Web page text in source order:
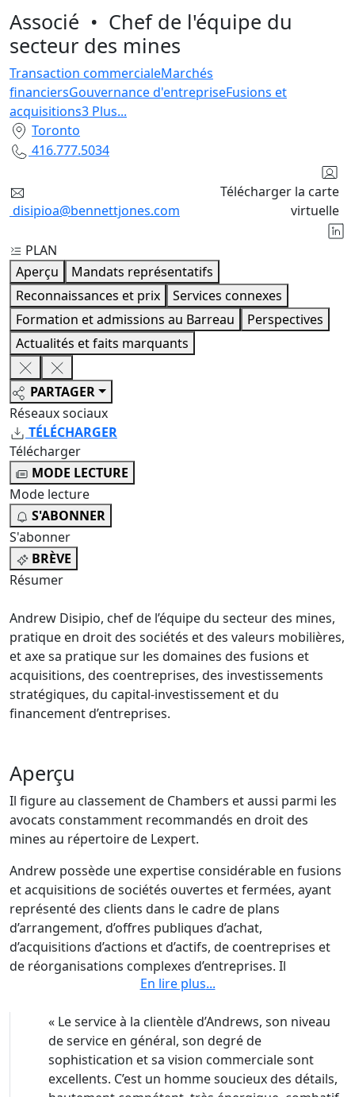
Associé • Chef de l'équipe du
secteur des mines
Transaction commercialeMarchés
financiersGouvernance d'entrepriseFusions et
acquisitions3 Plus...
Toronto
416.777.5034
disipioa@bennettjones.com
Télécharger la carte
virtuelle
PLAN
Aperçu
Mandats représentatifs
Reconnaissances et prix
Services connexes
Formation et admissions au Barreau
Perspectives
Actualités et faits marquants
PARTAGER
Réseaux sociaux
TÉLÉCHARGER
Télécharger
MODE LECTURE
Mode lecture
S'ABONNER
S'abonner
BRÈVE
Résumer
Andrew Disipio, chef de l’équipe du secteur des mines,
pratique en droit des sociétés et des valeurs mobilières,
et axe sa pratique sur les domaines des fusions et
acquisitions, des coentreprises, des investissements
stratégiques, du capital-investissement et du
financement d’entreprises.
Aperçu
Il figure au classement de Chambers et aussi parmi les
avocats constamment recommandés en droit des
mines au répertoire de Lexpert.
Andrew possède une expertise considérable en fusions
et acquisitions de sociétés ouvertes et fermées, ayant
représenté des clients dans le cadre de plans
d’arrangement, d’offres publiques d’achat,
d’acquisitions d’actions et d’actifs, de coentreprises et
de réorganisations complexes d’entreprises. Il
représente également des émetteurs et des preneurs
par emprunt, y compris relativement à des placements
par voie de prospectus préalable et de prospectus
simplifié et à des placements privés, ainsi qu’à des
prises de contrôle inversées et à des inscriptions à la
En lire plus...
« Le service à la clientèle d’Andrews, son niveau
de service en général, son degré de
sophistication et sa vision commerciale sont
excellents. C’est un homme soucieux des détails,